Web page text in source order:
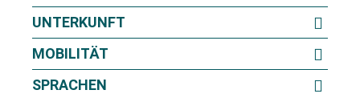
UNTERKUNFT
MOBILITÄT
SPRACHEN